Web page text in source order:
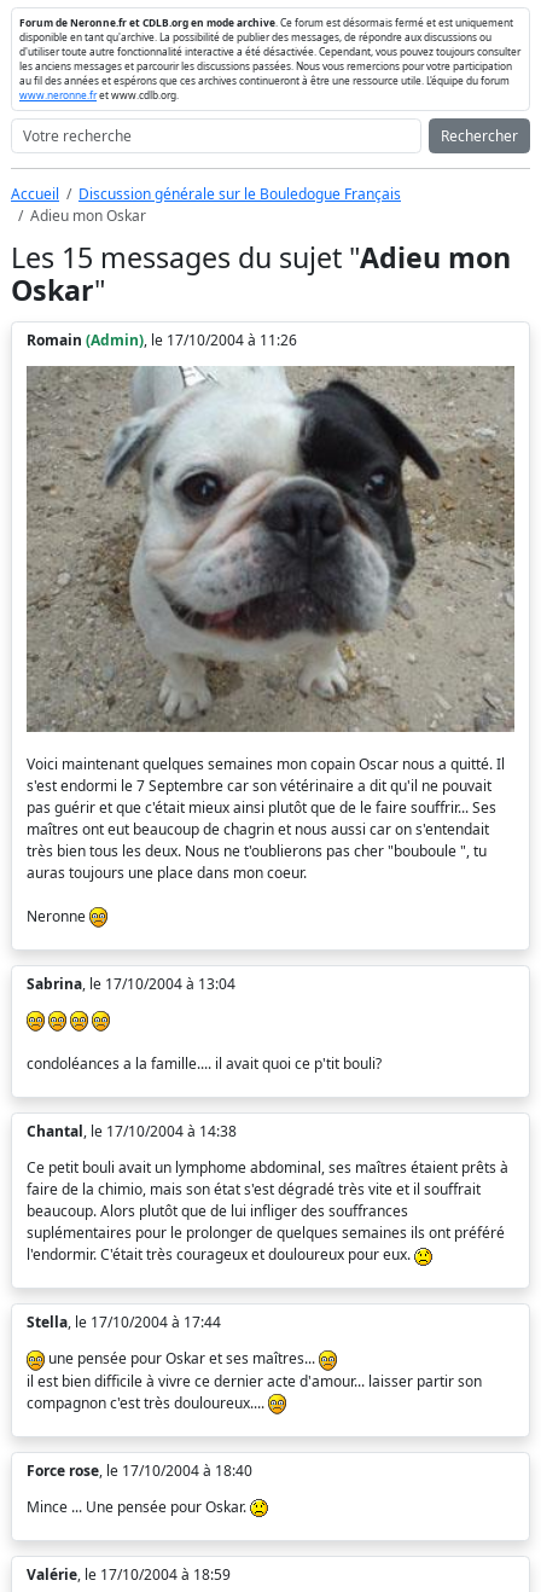
Forum de Neronne.fr et CDLB.org en mode archive . Ce forum est désormais fermé et est uniquement
disponible en tant qu'archive. La possibilité de publier des messages, de répondre aux discussions ou
d'utiliser toute autre fonctionnalité interactive a été désactivée. Cependant, vous pouvez toujours consulter
les anciens messages et parcourir les discussions passées. Nous vous remercions pour votre participation
au fil des années et espérons que ces archives continueront à être une ressource utile. L'équipe du forum
www.neronne.fret www.cdlb.org.
Rechercher
Accueil
Discussion générale sur le Bouledogue Français
Adieu mon Oskar
Les 15 messages du sujet "Adieu mon
Oskar"
Romain (Admin), le 17/10/2004 à 11:26
Voici maintenant quelques semaines mon copain Oscar nous a quitté. Il
s'est endormi le 7 Septembre car son vétérinaire a dit qu'il ne pouvait
pas guérir et que c'était mieux ainsi plutôt que de le faire souffrir... Ses
maîtres ont eut beaucoup de chagrin et nous aussi car on s'entendait
très bien tous les deux. Nous ne t'oublierons pas cher "bouboule ", tu
auras toujours une place dans mon coeur.
Neronne
Sabrina, le 17/10/2004 à 13:04
condoléances a la famille.... il avait quoi ce p'tit bouli?
Chantal, le 17/10/2004 à 14:38
Ce petit bouli avait un lymphome abdominal, ses maîtres étaient prêts à
faire de la chimio, mais son état s'est dégradé très vite et il souffrait
beaucoup. Alors plutôt que de lui infliger des souffrances
suplémentaires pour le prolonger de quelques semaines ils ont préféré
l'endormir. C'était très courageux et douloureux pour eux.
Stella, le 17/10/2004 à 17:44
une pensée pour Oskar et ses maîtres...
il est bien difficile à vivre ce dernier acte d'amour... laisser partir son
compagnon c'est très douloureux....
Force rose, le 17/10/2004 à 18:40
Mince ... Une pensée pour Oskar.
Valérie, le 17/10/2004 à 18:59